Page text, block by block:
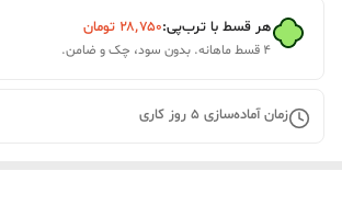
هر قسط با ترب‌پی:۲۸٬۷۵۰ تومان
۴ قسط ماهانه. بدون سود، چک و ضامن.
زمان آماده‌سازی 5 روز کاری